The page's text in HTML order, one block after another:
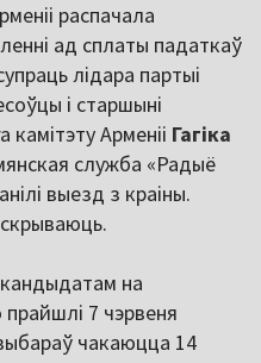
распачала
ад сплаты падаткаў
лідара партыі
і старшыні
камітэту Арменіі Гагіка
служба «Радыё
выезд з краіны.
на
7 чэрвеня
чакаюцца 14